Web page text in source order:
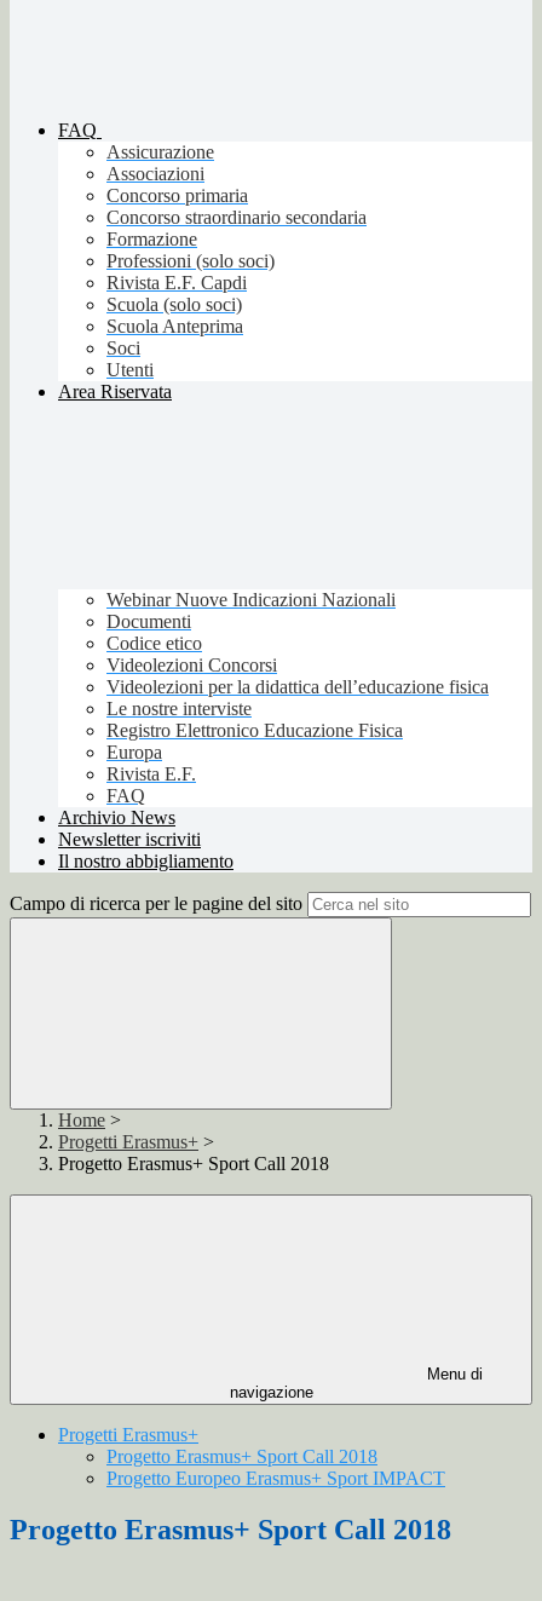
FAQ
Assicurazione
Associazioni
Concorso primaria
Concorso straordinario secondaria
Formazione
Professioni (solo soci)
Rivista E.F. Capdi
Scuola (solo soci)
Scuola Anteprima
Soci
Utenti
Area Riservata
Webinar Nuove Indicazioni Nazionali
Documenti
Codice etico
Videolezioni Concorsi
Videolezioni per la didattica dell’educazione fisica
Le nostre interviste
Registro Elettronico Educazione Fisica
Europa
Rivista E.F.
FAQ
Archivio News
Newsletter iscriviti
Il nostro abbigliamento
Campo di ricerca per le pagine del sito
Home >
Progetti Erasmus+ >
Progetto Erasmus+ Sport Call 2018
Menu di
navigazione
Progetti Erasmus+
Progetto Erasmus+ Sport Call 2018
Progetto Europeo Erasmus+ Sport IMPACT
Progetto Erasmus+ Sport Call 2018